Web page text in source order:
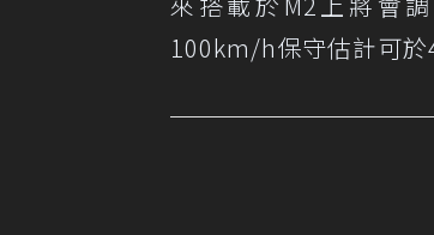
100km/h保守估計可於